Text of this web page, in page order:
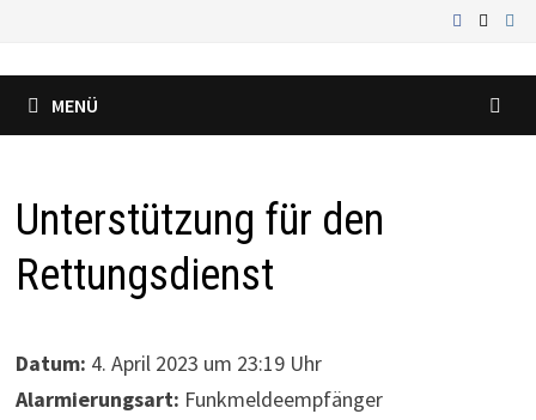
springen
MENÜ
Unterstützung für den
Rettungsdienst
Datum: 4. April 2023 um 23:19 Uhr
Alarmierungsart: Funkmeldeempfänger